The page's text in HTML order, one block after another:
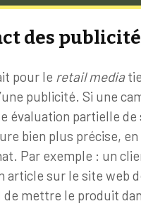
des
pour le retail media
publicité. Si une
évaluation partielle
bien plus précise, en
Par exemple : un
article sur le site web
mettre le produit